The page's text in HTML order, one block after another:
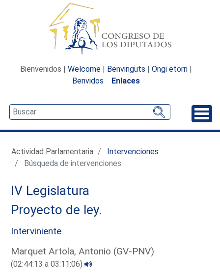
Bienvenidos | Welcome | Benvinguts | Ongi etorri |
Benvidos
Enlaces
Actividad Parlamentaria
Intervenciones
Búsqueda de intervenciones
IV Legislatura
Proyecto de ley.
Interviniente
Marquet Artola, Antonio (GV-PNV)
(02:44:13 a 03:11:06)